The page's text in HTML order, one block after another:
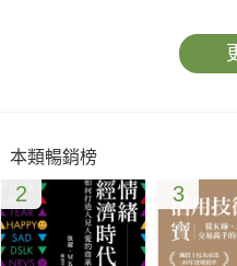
現今的網際網路已嚴重背離最
新並非不可能，區塊鏈網路正
在這本書中，他將25年堅實的
遠見的說明。狄克森分析網際
本類暢銷榜
2 3